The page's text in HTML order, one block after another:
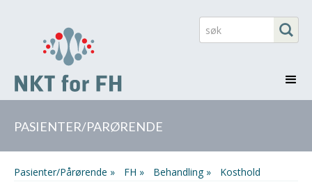
PASIENTER/PARØRENDE
Pasienter/Pårørende » FH » behandling » Kosthold